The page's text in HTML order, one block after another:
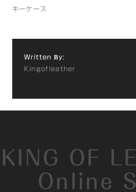
キーケース
Written By:
Kingofleather
KING OF
Online